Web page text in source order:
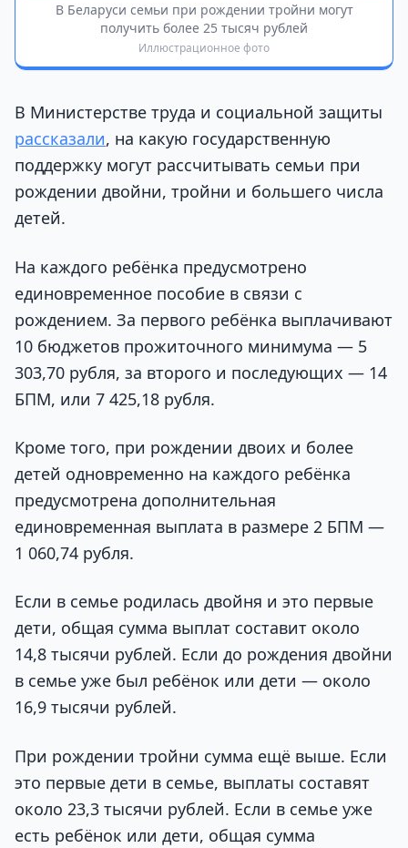
В Беларуси семьи при рождении тройни могут
получить более 25 тысяч рублей
Иллюстрационное фото
В Министерстве труда и социальной защиты
рассказали, на какую государственную
поддержку могут рассчитывать семьи при
рождении двойни, тройни и большего числа
детей.
На каждого ребёнка предусмотрено
единовременное пособие в связи с
рождением. За первого ребёнка выплачивают
10 бюджетов прожиточного минимума — 5
303,70 рубля, за второго и последующих — 14
БПМ, или 7 425,18 рубля.
Кроме того, при рождении двоих и более
детей одновременно на каждого ребёнка
предусмотрена дополнительная
единовременная выплата в размере 2 БПМ —
1 060,74 рубля.
Если в семье родилась двойня и это первые
дети, общая сумма выплат составит около
14,8 тысячи рублей. Если до рождения двойни
в семье уже был ребёнок или дети — около
16,9 тысячи рублей.
При рождении тройни сумма ещё выше. Если
это первые дети в семье, выплаты составят
около 23,3 тысячи рублей. Если в семье уже
есть ребёнок или дети, общая сумма